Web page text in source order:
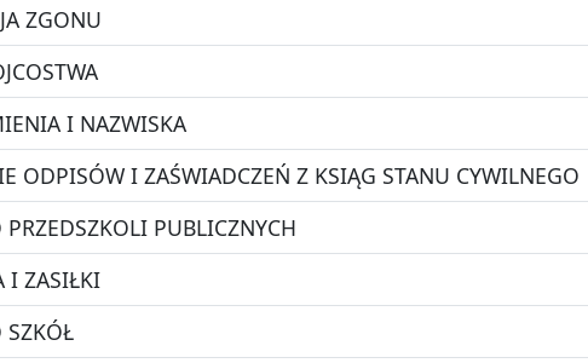
ZGONU
I NAZWISKA
ODPISÓW I ZAŚWIADCZEŃ Z KSIĄG STANU CYWILNEGO
PUBLICZNYCH
I ZASIŁKI
SZKÓŁ